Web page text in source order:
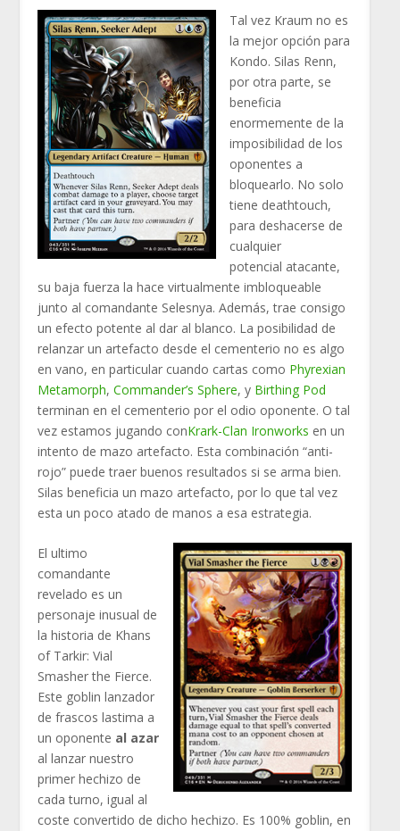
Tal vez Kraum no es
la mejor opción para
Kondo. Silas Renn,
por otra parte, se
beneficia
enormemente de la
imposibilidad de los
oponentes a
bloquearlo. No solo
tiene deathtouch,
para deshacerse de
cualquier
potencial atacante,
su baja fuerza la hace virtualmente imbloqueable
junto al comandante Selesnya. Además, trae consigo
un efecto potente al dar al blanco. La posibilidad de
relanzar un artefacto desde el cementerio no es algo
en vano, en particular cuando cartas como Phyrexian
Metamorph, Commander’s Sphere, y Birthing Pod
terminan en el cementerio por el odio oponente. O tal
vez estamos jugando conKrark-Clan Ironworks en un
intento de mazo artefacto. Esta combinación “anti-
rojo” puede traer buenos resultados si se arma bien.
Silas beneficia un mazo artefacto, por lo que tal vez
esta un poco atado de manos a esa estrategia.
El ultimo
comandante
revelado es un
personaje inusual de
la historia de Khans
of Tarkir: Vial
Smasher the Fierce.
Este goblin lanzador
de frascos lastima a
un oponente al azar
al lanzar nuestro
primer hechizo de
cada turno, igual al
coste convertido de dicho hechizo. Es 100% goblin, en